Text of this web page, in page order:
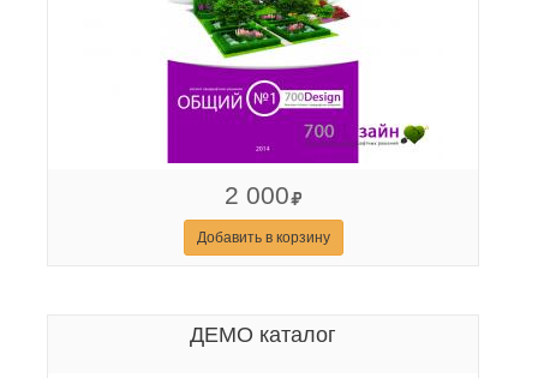
2 000
Добавить в корзину
ДЕМО каталог